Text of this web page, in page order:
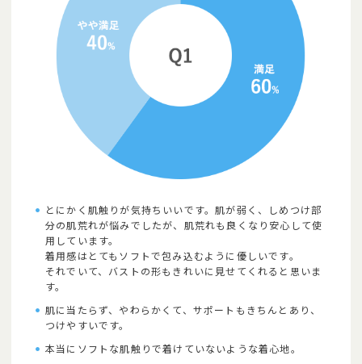
とにかく肌触りが気持ちいいです。肌が弱く、しめつけ部
分の肌荒れが悩みでしたが、肌荒れも良くなり安心して使
用しています。
着用感はとてもソフトで包み込むように優しいです。
それでいて、バストの形もきれいに見せてくれると思いま
す。
肌に当たらず、やわらかくて、サポートもきちんとあり、
つけやすいです。
本当にソフトな肌触りで着けていないような着心地。